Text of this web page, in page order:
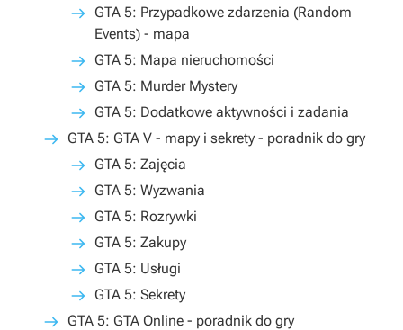
GTA 5: Przypadkowe zdarzenia (Random
Events) - mapa
GTA 5: Mapa nieruchomości
GTA 5: Murder Mystery
GTA 5: Dodatkowe aktywności i zadania
GTA 5: GTA V - mapy i sekrety - poradnik do gry
GTA 5: Zajęcia
GTA 5: Wyzwania
GTA 5: Rozrywki
GTA 5: Zakupy
GTA 5: Usługi
GTA 5: Sekrety
GTA 5: GTA Online - poradnik do gry